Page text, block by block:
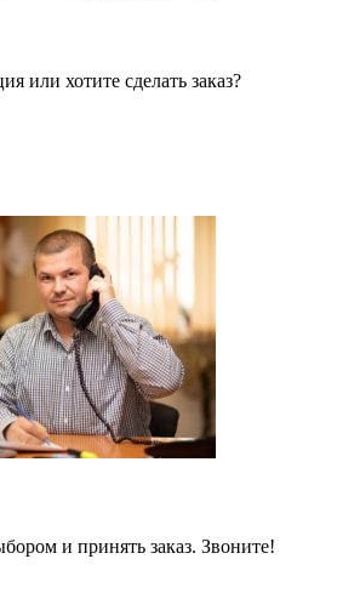
или хотите сделать заказ?
и принять заказ. Звоните!